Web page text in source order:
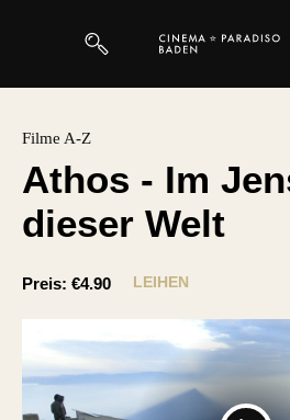
Magazin
Kuratierungen
So geht’s
Filmpakete
Filme A-Z
Athos - Im
dieser Welt
Preis: €4.90 LEIHEN